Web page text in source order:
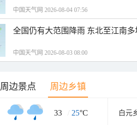
中国天气网 2026-08-04 07:56
全国仍有大范围降雨 东北至江南
中国天气网 2026-08-03 08:00
周边景点 周边乡镇
33 / 25°C 白元